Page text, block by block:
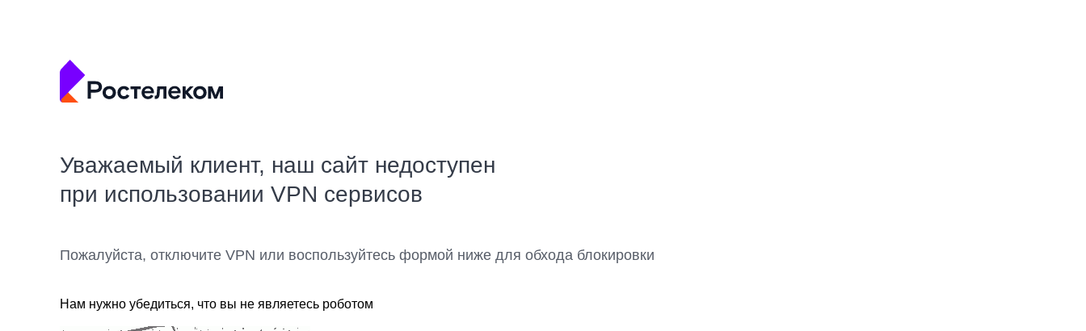
Уважаемый клиент, наш сайт недоступен
при использовании VPN сервисов
Пожалуйста, отключите VPN или воспользуйтесь формой ниже для обхода блокировки
Нам нужно убедиться, что вы не являетесь роботом